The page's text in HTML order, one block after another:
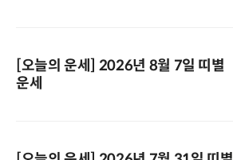
[오늘의 운세] 2026년 8월 7일 띠별
운세